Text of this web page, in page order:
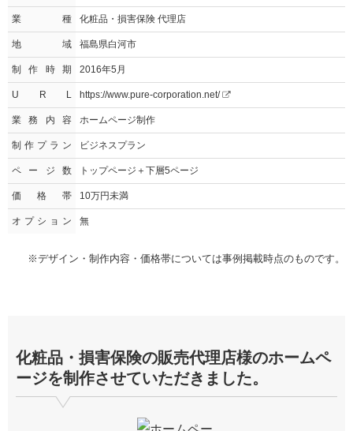
業種 化粧品・損害保険 代理店
地域 福島県白河市
制作時期 2016年5月
U R L https://www.pure-corporation.net/
業務内容 ホームページ制作
制作プラン ビジネスプラン
ページ数 トップページ＋下層5ページ
価格帯 10万円未満
オプション 無
※デザイン・制作内容・価格帯については事例掲載時点のものです。
化粧品・損害保険の販売代理店様のホームペ
ージを制作させていただきました。